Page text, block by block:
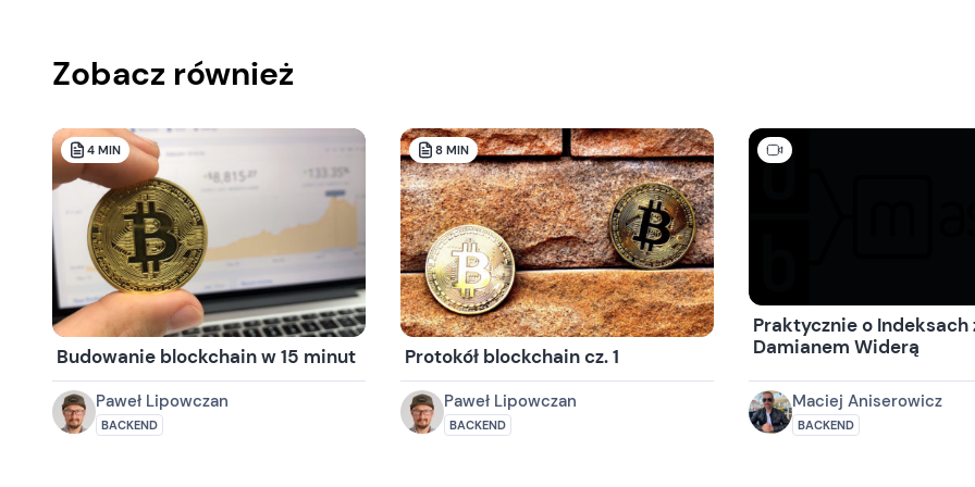
Zobacz również
4 MIN
Budowanie blockchain w 15 minut
Paweł Lipowczan
BACKEND
8 MIN
Protokół blockchain cz. 1
Paweł Lipowczan
BACKEND
Praktycznie o Indeksach
Damianem Widerą
Maciej Aniserowicz
BACKEND